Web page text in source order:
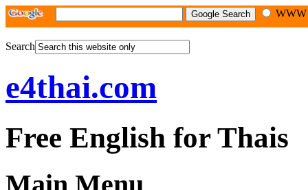
Search
e4thai.com
Free English for Thais